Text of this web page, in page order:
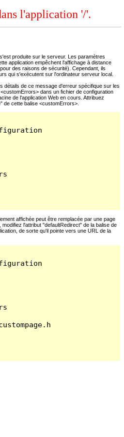
l'application '/'.
produite sur le serveur. Les paramètres
application empêchent l'affichage à distance
des raisons de sécurité). Cependant, ils
qui s'exécutent sur l'ordinateur serveur local.
détails de ce message d'erreur spécifique sur les
dans un fichier de configuration
de l'application Web en cours. Attribuez
de cette balise <customErrors>.
affichée peut être remplacée par une page
l'attribut "defaultRedirect" de la balise de
de sorte qu'il pointe vers une URL de la